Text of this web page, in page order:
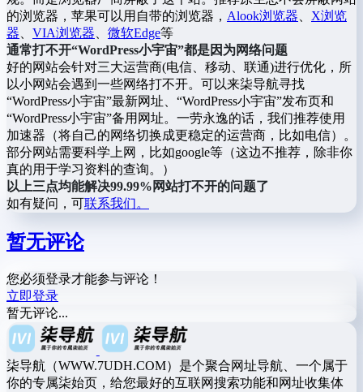
的浏览器，苹果可以用自带的浏览器， Alook浏览器、 X浏览
器、 VIA浏览器、 微软Edge等
通常打不开“WordPress小宇宙”都是因为网络问题
好的网站会针对三大运营商(电信、移动、联通)进行优化，所
以小网站会遇到一些网络打不开。可以来柒导航寻找
“WordPress小宇宙”最新网址、“WordPress小宇宙”发布页和
“WordPress小宇宙”备用网址。一劳永逸的话，我们推荐使用
加速器（将自己的网络切换成更稳定的运营商，比如电信）。
部分网站需要科学上网，比如google等（这边不推荐，除非你
真的用于学习资料的查询。）
以上三点均能解决99.99%网站打不开的问题了
如有疑问，可 联系我们。
暂无评论
您必须登录才能参与评论！
立即登录
暂无评论...
柒导航（WWW.7UDH.COM）是个聚合网址导航、一个属于
你的专属柒始页，给您最好的互联网搜索功能和网址收集体